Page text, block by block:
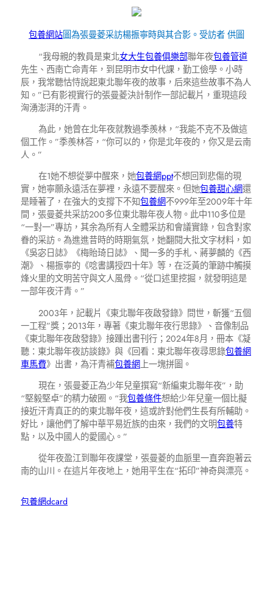
包養網站圖為張曼菱采訪楊振寧時與其合影。受訪者 供圖
“我母親的教員是東北女大生包養俱樂部聯年夜包養管道
先生、西南亡命青年，到昆明市女中代課，勤工儉學。小時
辰，我常聽怙恃說起東北聯年夜的故事，后來這些故事不為人
知。”已有影視實行的張曼菱決計制作一部記載片，重現這段
洶湧澎湃的汗青。
為此，她曾在北年夜就教過季羨林，“我能不克不及做這
個工作。”季羨林答，“你可以的，你是北年夜的，你又是云南
人。”
在1她不想從夢中醒來，她包養網ppt不想回到悲傷的現
實，她寧願永遠活在夢裡，永遠不要醒來。但她包養甜心網還
是睡著了，在強大的支撐下不知包養網不999年至2009年十年
間，張曼菱共采訪200多位東北聯年夜人物。此中110多位是
“一對一”專訪，其余為所有人全體采訪和會議實錄，包含對家
眷的采訪。為進進昔時的時期氣氛，她翻閱大批文字材料，如
《吳宓日誌》《梅貽琦日誌》、聞一多的手札、蔣夢麟的《西
潮》、楊振寧的《唸書講授四十年》等，在泛黃的筆跡中觸摸
烽火里的文明苦守與文人風骨。“從口述里挖掘，就發明這是
一部年夜汗青。”
2003年，記載片《東北聯年夜啟發錄》問世，斬獲“五個
一工程”獎；2013年，專著《東北聯年夜行思錄》、音像制品
《東北聯年夜啟發錄》接踵出書刊行；2024年8月，冊本《凝
聽：東北聯年夜訪談錄》與《回看：東北聯年夜尋思錄包養網
車馬費》出書，為汗青補包養網 上一塊拼圖。
現在，張曼菱正為少年兒童撰寫“新編東北聯年夜”，助
“堅毅堅卓”的精力破圈。“我包養條件想給少年兒童一個比擬
接近汗青真正的的東北聯年夜，這或許對他們生長有所輔助。
好比，讓他們了解中華平易近族的由來，我們的文明包養特
點，以及中國人的愛國心。”
從年夜盈江到聯年夜課堂，張曼菱的血脈里一直奔跑著云
南的山川。在這片年夜地上，她用平生在“拓印”神奇與漂亮。
包養網dcard